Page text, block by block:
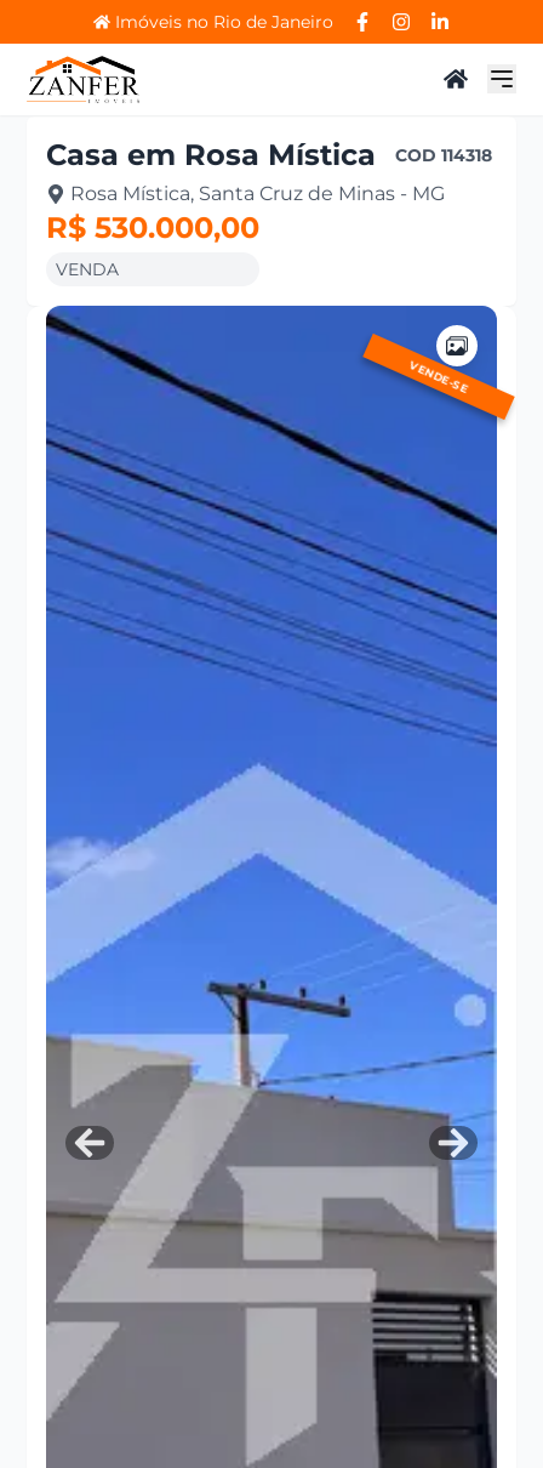
Imóveis no Rio de Janeiro
Casa em Rosa Mística COD114318
Rosa Mística, Santa Cruz de Minas - MG
R$ 530.000,00
VENDA
VENDE-SE